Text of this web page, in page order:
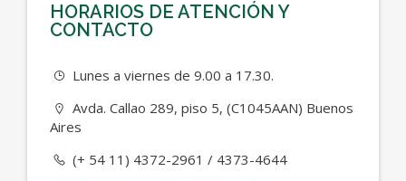
HORARIOS DE ATENCIÓN Y
CONTACTO
Lunes a viernes de 9.00 a 17.30.
Avda. Callao 289, piso 5, (C1045AAN) Buenos
Aires
(+ 54 11) 4372-2961 / 4373-4644